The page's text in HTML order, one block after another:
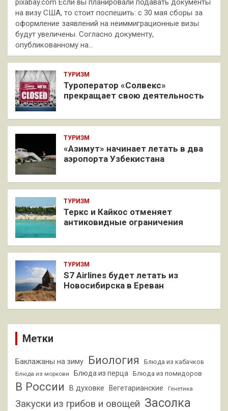
pixabay.com Если вы планировали подавать документы
на визу США, то стоит поспешить: с 30 мая сборы за
оформление заявлений на неиммиграционные визы
будут увеличены. Согласно документу,
опубликованному на…
ТУРИЗМ
Туроператор «Солвекс»
прекращает свою деятельность
ТУРИЗМ
«Азимут» начинает летать в два
аэропорта Узбекистана
ТУРИЗМ
Теркс и Кайкос отменяет
антиковидные ограничения
ТУРИЗМ
S7 Airlines будет летать из
Новосибирска в Ереван
Метки
Баклажаны на зиму Биология Блюда из кабачков
Блюда из моркови Блюда из перца Блюда из помидоров
В России В духовке Вегетарианские Генетика
Закуски из грибов и овощей Засолка